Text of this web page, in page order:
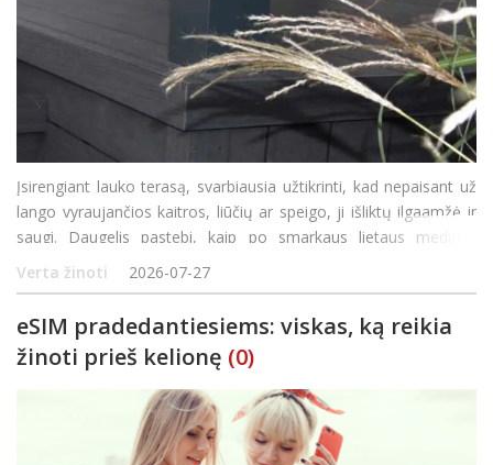
Įsirengiant lauko terasą, svarbiausia užtikrinti, kad nepaisant už
lango vyraujančios kaitros, liūčių ar speigo, ji išliktų ilgaamžė ir
saugi. Daugelis pastebi, kaip po smarkaus lietaus medinės
lentos tampa slidžios, o karštą saulėtą dieną įkaista tiek, kad
jomis sunku vaikščiot
Verta žinoti 2026-07-27
eSIM pradedantiesiems: viskas, ką reikia
žinoti prieš kelionę (0)